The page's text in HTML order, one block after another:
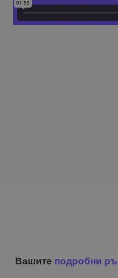
Вашите подробни